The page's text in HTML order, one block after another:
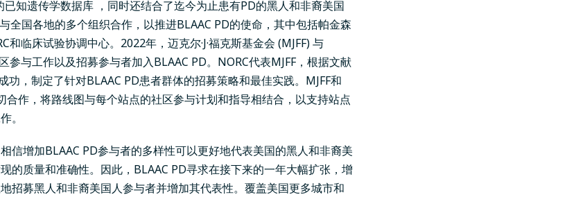
已知遗传学数据库 ，同时还结合了迄今为止患有PD的黑人和非裔美国
全国各地的多个组织合作，以推进BLAAC PD的使命，其中包括帕金森
和临床试验协调中心。2022年，迈克尔·J·福克斯基金会 (MJFF) 与
参与工作以及招募参与者加入BLAAC PD。NORC代表MJFF，根据文献
功，制定了针对BLAAC PD患者群体的招募策略和最佳实践。MJFF和
合作，将路线图与每个站点的社区参与计划和指导相结合，以支持站点
。
信增加BLAAC PD参与者的多样性可以更好地代表美国的黑人和非裔美
的质量和准确性。因此，BLAAC PD寻求在接下来的一年大幅扩张，增
招募黑人和非裔美国人参与者并增加其代表性。覆盖美国更多城市和